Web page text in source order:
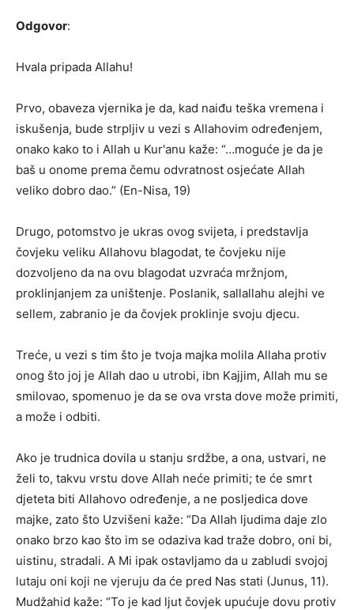
Odgovor:
Hvala pripada Allahu!
Prvo, obaveza vjernika je da, kad naiđu teška vremena i
iskušenja, bude strpljiv u vezi s Allahovim određenjem,
onako kako to i Allah u Kur'anu kaže: “…moguće je da je
baš u onome prema čemu odvratnost osjećate Allah
veliko dobro dao.” (En-Nisa, 19)
Drugo, potomstvo je ukras ovog svijeta, i predstavlja
čovjeku veliku Allahovu blagodat, te čovjeku nije
dozvoljeno da na ovu blagodat uzvraća mržnjom,
proklinjanjem za uništenje. Poslanik, sallallahu alejhi ve
sellem, zabranio je da čovjek proklinje svoju djecu.
Treće, u vezi s tim što je tvoja majka molila Allaha protiv
onog što joj je Allah dao u utrobi, ibn Kajjim, Allah mu se
smilovao, spomenuo je da se ova vrsta dove može primiti,
a može i odbiti.
Ako je trudnica dovila u stanju srdžbe, a ona, ustvari, ne
želi to, takvu vrstu dove Allah neće primiti; te će smrt
djeteta biti Allahovo određenje, a ne posljedica dove
majke, zato što Uzvišeni kaže: “Da Allah ljudima daje zlo
onako brzo kao što im se odaziva kad traže dobro, oni bi,
uistinu, stradali. A Mi ipak ostavljamo da u zabludi svojoj
lutaju oni koji ne vjeruju da će pred Nas stati (Junus, 11).
Mudžahid kaže: “To je kad ljut čovjek upućuje dovu protiv